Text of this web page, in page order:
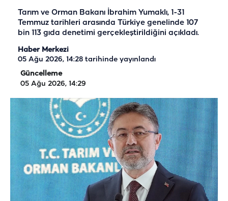
Tarım ve Orman Bakanı İbrahim Yumaklı, 1-31
Temmuz tarihleri arasında Türkiye genelinde 107
bin 113 gıda denetimi gerçekleştirildiğini açıkladı.
Haber Merkezi
05 Ağu 2026, 14:28 tarihinde yayınlandı
Güncelleme
05 Ağu 2026, 14:29